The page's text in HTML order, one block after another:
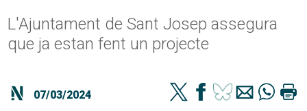
L'Ajuntament de Sant Josep assegura
que ja estan fent un projecte
07/03/2024